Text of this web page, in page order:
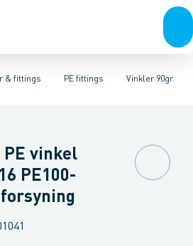
& fittings
& anboringerMuffer, klemmer &
PE fittings
fittings Duktiljern fittingsVinkler 90gr.
Vinkler 45gr.Vinkler 30gr.Vinkler
PE vinkel
PE100-